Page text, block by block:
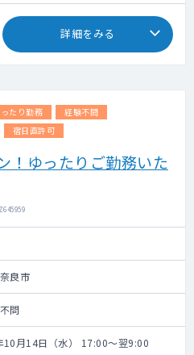
詳細をみる
たり勤務
経験不問
宿日直許可
！ゆったりご勤務いた
良市
問
10月14日（水） 17:00～翌9:00